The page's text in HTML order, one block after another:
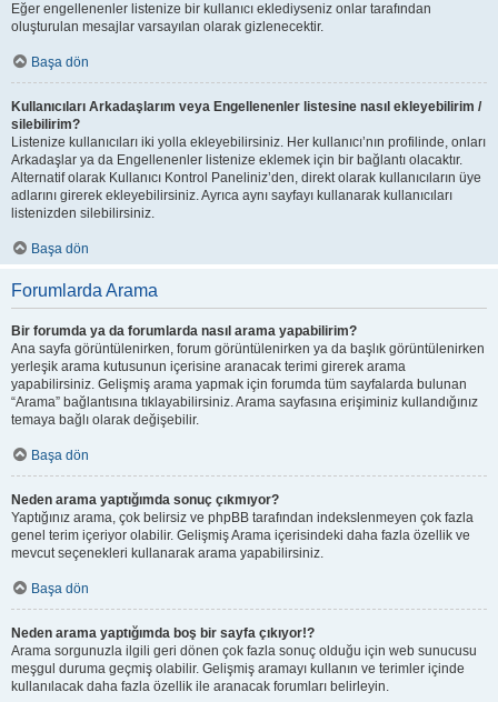
Eğer engellenenler listenize bir kullanıcı eklediyseniz onlar tarafından
oluşturulan mesajlar varsayılan olarak gizlenecektir.
Başa dön
Kullanıcıları Arkadaşlarım veya Engellenenler listesine nasıl ekleyebilirim /
silebilirim?
Listenize kullanıcıları iki yolla ekleyebilirsiniz. Her kullanıcı’nın profilinde, onları
Arkadaşlar ya da Engellenenler listenize eklemek için bir bağlantı olacaktır.
Alternatif olarak Kullanıcı Kontrol Paneliniz’den, direkt olarak kullanıcıların üye
adlarını girerek ekleyebilirsiniz. Ayrıca aynı sayfayı kullanarak kullanıcıları
listenizden silebilirsiniz.
Başa dön
Forumlarda Arama
Bir forumda ya da forumlarda nasıl arama yapabilirim?
Ana sayfa görüntülenirken, forum görüntülenirken ya da başlık görüntülenirken
yerleşik arama kutusunun içerisine aranacak terimi girerek arama
yapabilirsiniz. Gelişmiş arama yapmak için forumda tüm sayfalarda bulunan
“Arama” bağlantısına tıklayabilirsiniz. Arama sayfasına erişiminiz kullandığınız
temaya bağlı olarak değişebilir.
Başa dön
Neden arama yaptığımda sonuç çıkmıyor?
Yaptığınız arama, çok belirsiz ve phpBB tarafından indekslenmeyen çok fazla
genel terim içeriyor olabilir. Gelişmiş Arama içerisindeki daha fazla özellik ve
mevcut seçenekleri kullanarak arama yapabilirsiniz.
Başa dön
Neden arama yaptığımda boş bir sayfa çıkıyor!?
Arama sorgunuzla ilgili geri dönen çok fazla sonuç olduğu için web sunucusu
meşgul duruma geçmiş olabilir. Gelişmiş aramayı kullanın ve terimler içinde
kullanılacak daha fazla özellik ile aranacak forumları belirleyin.